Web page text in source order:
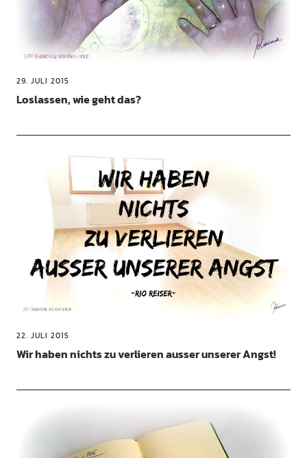
29. JULI 2015
Loslassen, wie geht das?
22. JULI 2015
Wir haben nichts zu verlieren ausser unserer Angst!